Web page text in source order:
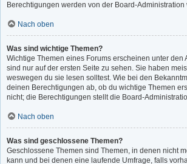
Berechtigungen werden von der Board-Administration
Nach oben
Was sind wichtige Themen?
Wichtige Themen eines Forums erscheinen unter den
sind nur auf der ersten Seite zu sehen. Sie haben
weswegen du sie lesen solltest. Wie bei den
deinen Berechtigungen ab, ob du wichtige Themen
nicht; die Berechtigungen stellt die Board-
Nach oben
Was sind geschlossene Themen?
Geschlossene Themen sind Themen, in denen nicht
kann und bei denen eine laufende Umfrage, falls